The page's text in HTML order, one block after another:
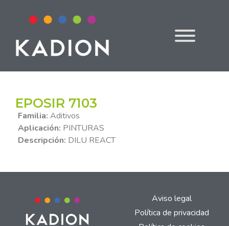
EPOSIR 7103
Familia: Aditivos
Aplicación: PINTURAS
Descripción: DILU REACT
Aviso legal
Política de privacidad